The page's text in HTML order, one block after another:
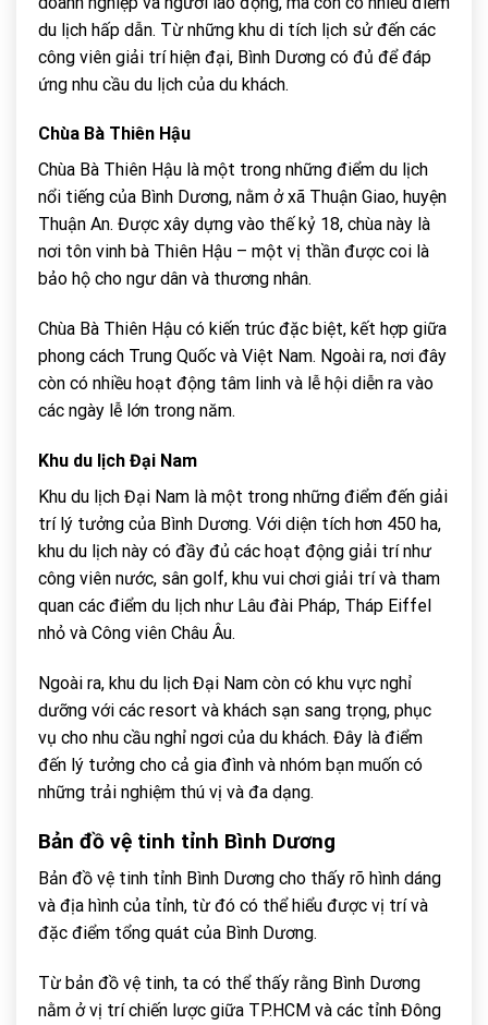
du lịch hấp dẫn. Từ những khu di tích lịch sử đến các
công viên giải trí hiện đại, Bình Dương có đủ để đáp
ứng nhu cầu du lịch của du khách.
Chùa Bà Thiên Hậu
Chùa Bà Thiên Hậu là một trong những điểm du lịch
nổi tiếng của Bình Dương, nằm ở xã Thuận Giao, huyện
Thuận An. Được xây dựng vào thế kỷ 18, chùa này là
nơi tôn vinh bà Thiên Hậu – một vị thần được coi là
bảo hộ cho ngư dân và thương nhân.
Chùa Bà Thiên Hậu có kiến trúc đặc biệt, kết hợp giữa
phong cách Trung Quốc và Việt Nam. Ngoài ra, nơi đây
còn có nhiều hoạt động tâm linh và lễ hội diễn ra vào
các ngày lễ lớn trong năm.
Khu du lịch Đại Nam
Khu du lịch Đại Nam là một trong những điểm đến giải
trí lý tưởng của Bình Dương. Với diện tích hơn 450 ha,
khu du lịch này có đầy đủ các hoạt động giải trí như
công viên nước, sân golf, khu vui chơi giải trí và tham
quan các điểm du lịch như Lâu đài Pháp, Tháp Eiffel
nhỏ và Công viên Châu Âu.
Ngoài ra, khu du lịch Đại Nam còn có khu vực nghỉ
dưỡng với các resort và khách sạn sang trọng, phục
vụ cho nhu cầu nghỉ ngơi của du khách. Đây là điểm
đến lý tưởng cho cả gia đình và nhóm bạn muốn có
những trải nghiệm thú vị và đa dạng.
Bản đồ vệ tinh tỉnh Bình Dương
Bản đồ vệ tinh tỉnh Bình Dương cho thấy rõ hình dáng
và địa hình của tỉnh, từ đó có thể hiểu được vị trí và
đặc điểm tổng quát của Bình Dương.
Từ bản đồ vệ tinh, ta có thể thấy rằng Bình Dương
nằm ở vị trí chiến lược giữa TP.HCM và các tỉnh Đông